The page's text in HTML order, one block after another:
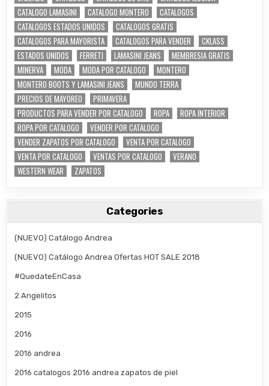
CATALOGO LAMASINI
CATALOGO MONTERO
CATALOGOS
CATALOGOS ESTADOS UNIDOS
CATALOGOS GRATIS
CATALOGOS PARA MAYORISTA
CATALOGOS PARA VENDER
CKLASS
ESTADOS UNIDOS
FERRETI LAMASINI JEANS
MEMBRESIA GRATIS
MINERVA
MODA MODA POR CATALOGO
MONTERO
MONTERO BOOTS Y LAMASINI JEANS
MUNDO TERRA
PRECIOS DE MAYOREO
PRIMAVERA
PRODUCTOS PARA VENDER POR CATALOGO
ROPA
ROPA INTERIOR
ROPA POR CATALOGO
VENDER POR CATALOGO
VENDER ZAPATOS POR CATALOGO
VENTA POR CATALOGO
VENTA POR CATALOGO
VENTAS POR CATALOGO
VERANO
WESTERN WEAR
ZAPATOS
Categories
(NUEVO) Catálogo Andrea
(NUEVO) Catálogo Andrea Ofertas HOT SALE 2018
#QuedateEnCasa
2 Angelitos
2015
2016
2016 andrea
2016 catalogos 2016 andrea zapatos de piel